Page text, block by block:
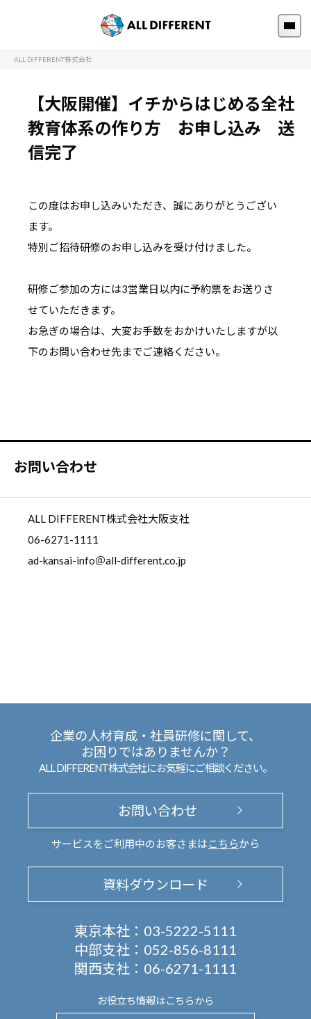
ALL DIFFERENT株式会社
【大阪開催】イチからはじめる全社
教育体系の作り方 お申し込み 送
信完了
この度はお申し込みいただき、誠にありがとうござい
ます。
特別ご招待研修のお申し込みを受け付けました。
研修ご参加の方には3営業日以内に予約票をお送りさ
せていただきます。
お急ぎの場合は、大変お手数をおかけいたしますが以
下のお問い合わせ先までご連絡ください。
お問い合わせ
ALL DIFFERENT株式会社大阪支社
06-6271-1111
ad-kansai-info＠all-different.co.jp
企業の人材育成・社員研修に関して、
お困りではありませんか？
ALL DIFFERENT株式会社にお気軽にご相談ください。
お問い合わせ
サービスをご利用中のお客さまは こちらから
資料ダウンロード
東京本社： 03-5222-5111
中部支社： 052-856-8111
関西支社： 06-6271-1111
お役立ち情報はこちらから